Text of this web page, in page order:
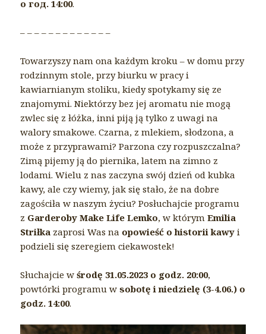
о год. 14:00.
– – – – – – – – – – – – –
Towarzyszy nam ona każdym kroku – w domu przy
rodzinnym stole, przy biurku w pracy i
kawiarnianym stoliku, kiedy spotykamy się ze
znajomymi. Niektórzy bez jej aromatu nie mogą
zwlec się z łóżka, inni piją ją tylko z uwagi na
walory smakowe. Czarna, z mlekiem, słodzona, a
może z przyprawami? Parzona czy rozpuszczalna?
Zimą pijemy ją do piernika, latem na zimno z
lodami. Wielu z nas zaczyna swój dzień od kubka
kawy, ale czy wiemy, jak się stało, że na dobre
zagościła w naszym życiu? Posłuchajcie programu
z Garderoby Make Life Lemko, w którymEmilia
Striłka zaprosi Was na opowieść o historii kawy i
podzieli się szeregiem ciekawostek!
Słuchajcie wśrodę 31.05.2023 o godz. 20:00,
powtórki programu wsobotę i niedzielę (3-4.06.) o
godz. 14:00.